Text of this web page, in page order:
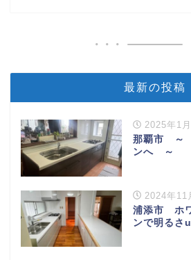
最新の投稿
2025年1
那覇市 ～
ンへ ～
2024年11
浦添市 ホ
ンで明るさ